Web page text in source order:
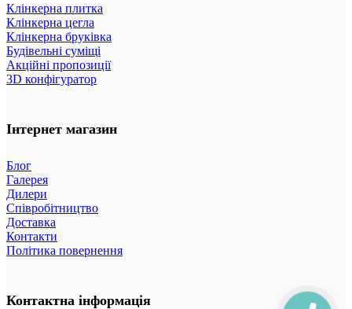
Клінкерна плитка
Клінкерна цегла
Клінкерна бруківка
Будівельні суміщі
Акційні пропозиції
3D конфігуратор
Інтернет магазин
Блог
Галерея
Дилери
Співробітництво
Доставка
Контакти
Політика повернення
Контактна інформація